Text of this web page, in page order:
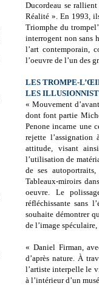
Ducordeau se
Réalité ». En 1993,
Triomphe du
interrogent non sans
l’art contemporain,
l’oeuvre de l’un des
LES TROMPE-
LES
« Mouvement
dont font partie
Penone incarne une
rejette
attitude, visant
l’utilisation de
de ses
Tableaux-miroirs
oeuvre. Le
réfléchissante sans
souhaite démontrer
de l’image
« Daniel Firman,
d’après nature. À
l’artiste interpelle le
à l’intérieur d’un